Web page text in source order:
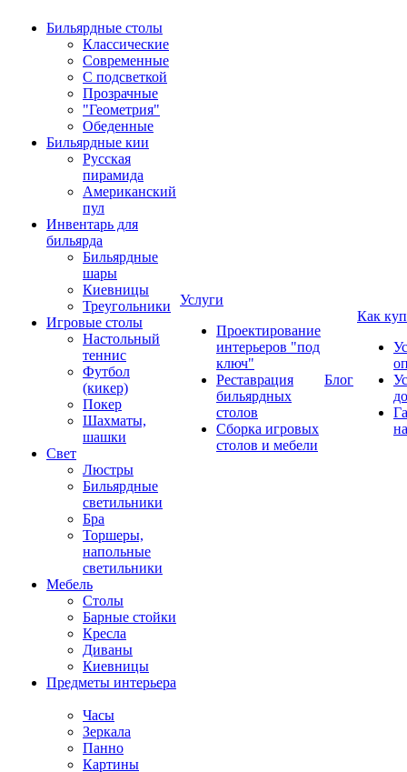
Бильярдные столы
Классические
Современные
С подсветкой
Прозрачные
"Геометрия"
Обеденные
Бильярдные кии
Русская
пирамида
Американский
пул
Инвентарь для
бильярда
Бильярдные
шары
Киевницы
Треугольники
Игровые столы
Настольный
теннис
Футбол
(кикер)
Покер
Шахматы,
шашки
Свет
Люстры
Бильярдные
светильники
Бра
Торшеры,
напольные
светильники
Мебель
Столы
Барные стойки
Кресла
Диваны
Киевницы
Предметы интерьера
Часы
Зеркала
Панно
Картины
Услуги
Проектирование
интерьеров "под
ключ"
Реставрация
бильярдных
столов
Сборка игровых
столов и мебели
Блог
Как